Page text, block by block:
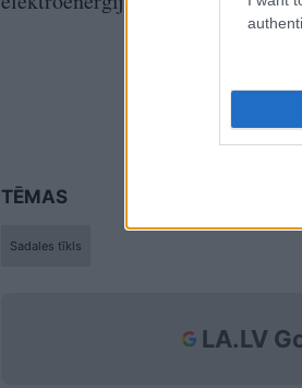
TĒMAS
Sadales tīkls
LA.LV